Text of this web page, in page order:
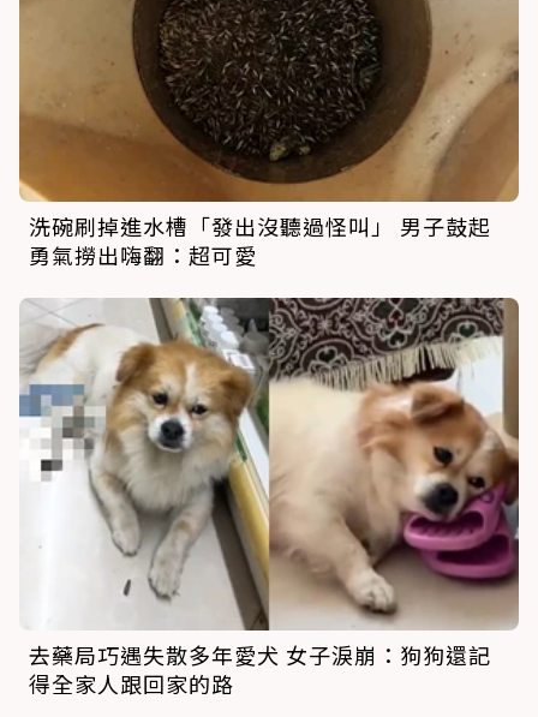
洗碗刷掉進水槽「發出沒聽過怪叫」 男子鼓起
勇氣撈出嗨翻：超可愛
去藥局巧遇失散多年愛犬 女子淚崩：狗狗還記
得全家人跟回家的路